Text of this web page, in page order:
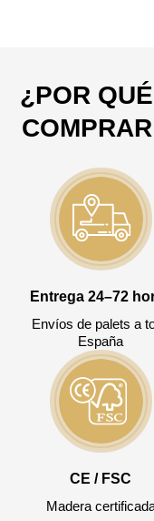
¿POR
Entrega 24–72
Envíos de palets a
España
CE / FSC
Madera
Después de
pondremos
y